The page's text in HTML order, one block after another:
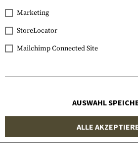
T4E
.50 Practice RUB 50 1.23g
100rds
Marketing
StoreLocator
Mailchimp Connected Site
AUSWAHL
ALLE